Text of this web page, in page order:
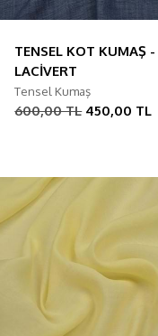
TENSEL KOT KUMAŞ -
LACİVERT
Tensel Kumaş
600,00 TL 450,00 TL